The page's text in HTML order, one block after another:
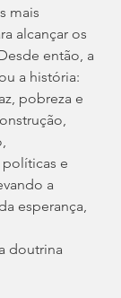
mais
alcançar os
então, a
a história:
pobreza e
e
a
esperança,
doutrina